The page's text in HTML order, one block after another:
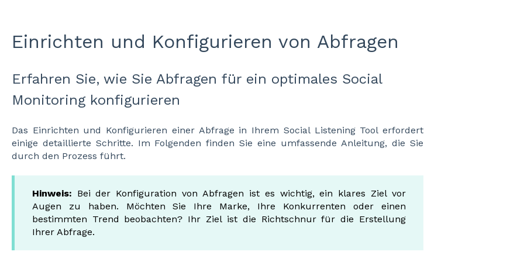
Einrichten und Konfigurieren von Abfragen
Erfahren Sie, wie Sie Abfragen für ein optimales Social
Monitoring konfigurieren
Das Einrichten und Konfigurieren einer Abfrage in Ihrem Social Listening Tool erfordert
einige detaillierte Schritte. Im Folgenden finden Sie eine umfassende Anleitung, die Sie
durch den Prozess führt.
Hinweis: Bei der Konfiguration von Abfragen ist es wichtig, ein klares Ziel vor
Augen zu haben. Möchten Sie Ihre Marke, Ihre Konkurrenten oder einen
bestimmten Trend beobachten? Ihr Ziel ist die Richtschnur für die Erstellung
Ihrer Abfrage.